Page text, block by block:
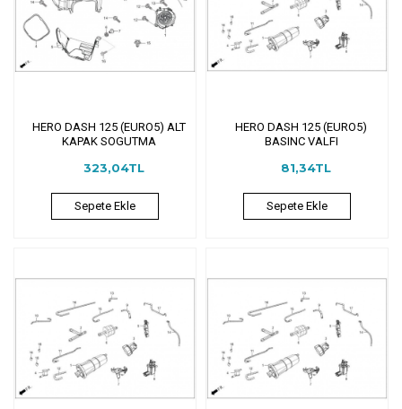
HERO DASH 125 (EURO5) ALT
KAPAK SOGUTMA
323,04TL
Sepete Ekle
HERO DASH 125 (EURO5)
BASINC VALFI
81,34TL
Sepete Ekle